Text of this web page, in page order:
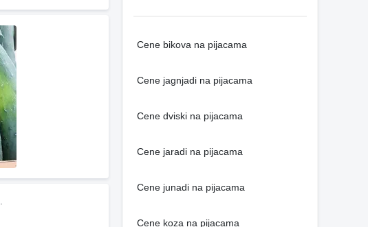
Cene bikova na pijacama
Cene jagnjadi na pijacama
Cene dviski na pijacama
Cene jaradi na pijacama
Cene junadi na pijacama
Cene koza na pijacama